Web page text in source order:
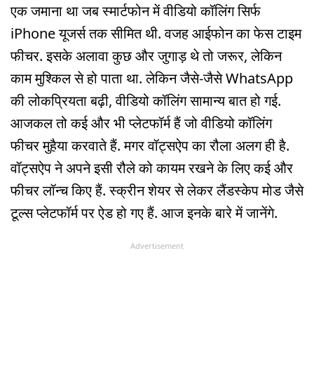
एक जमाना था जब स्मार्टफोन में वीडियो कॉलिंग सिर्फ
iPhone यूजर्स तक सीमित थी. वजह आईफोन का फेस टाइम
फीचर. इसके अलावा कुछ और जुगाड़ थे तो जरूर, लेकिन
काम मुश्किल से हो पाता था. लेकिन जैसे-जैसे WhatsApp
की लोकप्रियता बढ़ी, वीडियो कॉलिंग सामान्य बात हो गई.
आजकल तो कई और भी प्लेटफॉर्म हैं जो वीडियो कॉलिंग
फीचर मुहैया करवाते हैं. मगर वॉट्सऐप का रौला अलग ही है.
वॉट्सऐप ने अपने इसी रौले को कायम रखने के लिए कई और
फीचर लॉन्च किए हैं. स्क्रीन शेयर से लेकर लैंडस्केप मोड जैसे
टूल्स प्लेटफॉर्म पर ऐड हो गए हैं. आज इनके बारे में जानेंगे.
Advertisement